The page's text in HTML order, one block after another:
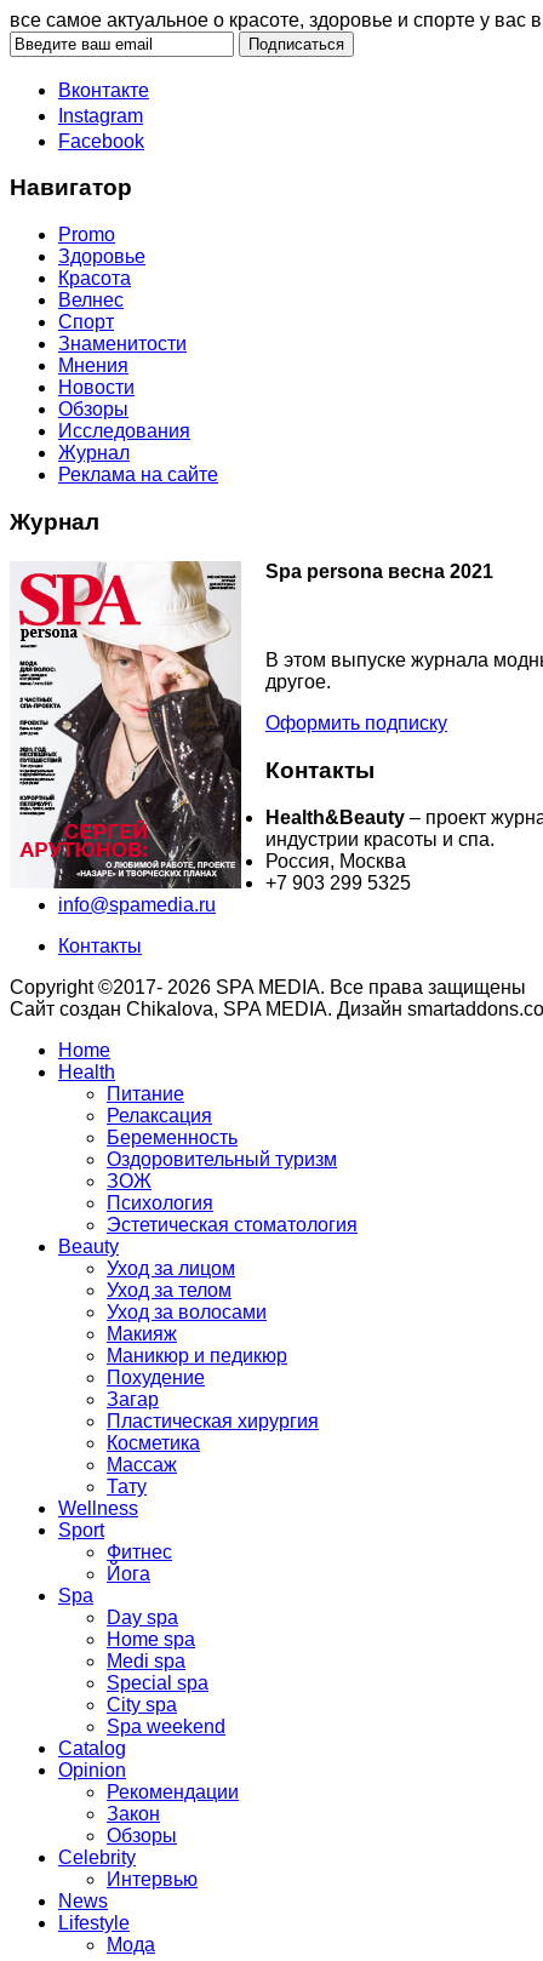
все самое актуальное о красоте, здоровье и спорте у вас
Вконтакте
Instagram
Facebook
Навигатор
Promo
Здоровье
Красота
Велнес
Спорт
Знаменитости
Мнения
Новости
Обзоры
Исследования
Журнал
Реклама на сайте
Журнал
Spa persona весна 2021
В этом выпуске журнала
другое.
Оформить подписку
Контакты
Health&Beauty – проект
индустрии красоты и спа.
Россия, Москва
+7 903 299 5325
info@spamedia.ru
Контакты
Copyright ©2017- 2026 SPA MEDIA. Все права защищены
Сайт создан Chikalova, SPA MEDIA. Дизайн
Home
Health
Питание
Релаксация
Беременность
Оздоровительный туризм
ЗОЖ
Психология
Эстетическая стоматология
Beauty
Уход за лицом
Уход за телом
Уход за волосами
Макияж
Маникюр и педикюр
Похудение
Загар
Пластическая хирургия
Косметика
Массаж
Тату
Wellness
Sport
Фитнес
Йога
Spa
Day spa
Home spa
Medi spa
Special spa
City spa
Spa weekend
Catalog
Opinion
Рекомендации
Закон
Обзоры
Celebrity
Интервью
News
Lifestyle
Мода